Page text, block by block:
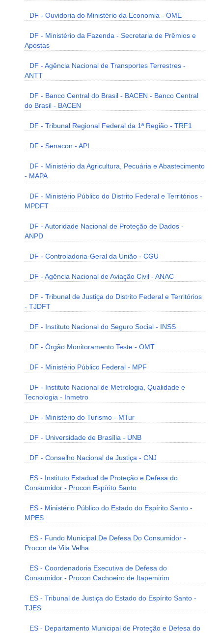
DF - Ouvidoria do Ministério da Economia - OME
DF - Ministério da Fazenda - Secretaria de Prêmios e
Apostas
DF - Agência Nacional de Transportes Terrestres -
ANTT
DF - Banco Central do Brasil - BACEN - Banco Central
do Brasil - BACEN
DF - Tribunal Regional Federal da 1ª Região - TRF1
DF - Senacon - API
DF - Ministério da Agricultura, Pecuária e Abastecimento
- MAPA
DF - Ministério Público do Distrito Federal e Territórios -
MPDFT
DF - Autoridade Nacional de Proteção de Dados -
ANPD
DF - Controladoria-Geral da União - CGU
DF - Agência Nacional de Aviação Civil - ANAC
DF - Tribunal de Justiça do Distrito Federal e Territórios
- TJDFT
DF - Instituto Nacional do Seguro Social - INSS
DF - Órgão Monitoramento Teste - OMT
DF - Ministério Público Federal - MPF
DF - Instituto Nacional de Metrologia, Qualidade e
Tecnologia - Inmetro
DF - Ministério do Turismo - MTur
DF - Universidade de Brasília - UNB
DF - Conselho Nacional de Justiça - CNJ
ES - Instituto Estadual de Proteção e Defesa do
Consumidor - Procon Espírito Santo
ES - Ministério Público do Estado do Espírito Santo -
MPES
ES - Fundo Municipal De Defesa Do Consumidor -
Procon de Vila Velha
ES - Coordenadoria Executiva de Defesa do
Consumidor - Procon Cachoeiro de Itapemirim
ES - Tribunal de Justiça do Estado do Espírito Santo -
TJES
ES - Departamento Municipal de Proteção e Defesa do